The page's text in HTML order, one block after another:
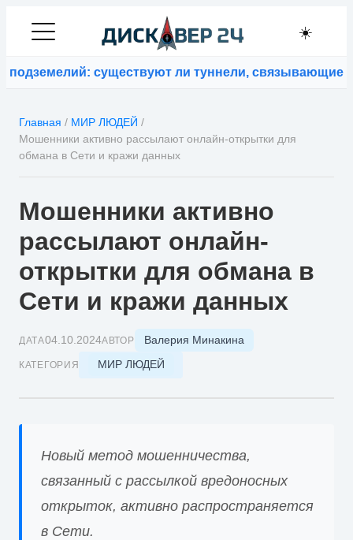
☀️
существуют ли туннели, связывающие
Главная / МИР ЛЮДЕЙ /
Мошенники активно рассылают онлайн-открытки для
обмана в Сети и кражи данных
Мошенники активно
рассылают онлайн-
открытки для обмана в
Сети и кражи данных
ДАТА04.10.2024АВТОР Валерия Минакина
КАТЕГОРИЯ МИР ЛЮДЕЙ
Новый метод мошенничества,
связанный с рассылкой вредоносных
открыток, активно распространяется
в Сети.